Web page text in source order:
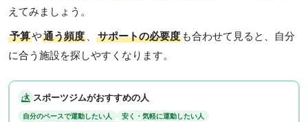
えてみましょう。
予算や通う頻度 、 サポートの必要度 も合わせて見ると、自分
に合う施設を探しやすくなります。
スポーツジムがおすすめの人
自分のペースで運動したい人
安く・気軽に運動したい人